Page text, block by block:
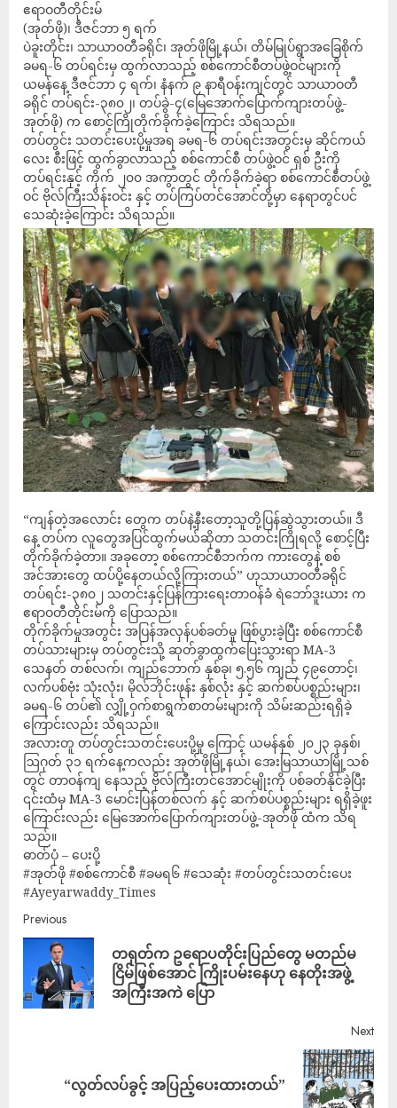
ဧရာဝတီတိုင်းမ်
(အုတ်ဖို)၊ ဒီဇင်ဘာ ၅ ရက်
ပဲခူးတိုင်း၊ သာယာဝတီခရိုင်၊ အုတ်ဖိုမြို့နယ်၊ တိမ်မြုပ်ရွာအခြေစိုက်
ခမရ-၆ တပ်ရင်းမှ ထွက်လာသည့် စစ်ကောင်စီတပ်ဖွဲ့ဝင်များကို
ယမန်နေ့ ဒီဇင်ဘာ ၄ ရက်၊ နံနက် ၉ နာရီဝန်းကျင်တွင် သာယာဝတီ
ခရိုင် တပ်ရင်း-၃၈၀၂၊ တပ်ခွဲ-၄(မြေအောက်ပြောက်ကျားတပ်ဖွဲ့-
အုတ်ဖို) က စောင့်ကြိုတိုက်ခိုက်ခဲ့ကြောင်း သိရသည်။
တပ်တွင်း သတင်းပေးပို့မှုအရ ခမရ-၆ တပ်ရင်းအတွင်းမှ ဆိုင်ကယ်
လေး စီးဖြင့် ထွက်ခွာလာသည့် စစ်ကောင်စီ တပ်ဖွဲ့ဝင် ရှစ် ဦးကို
တပ်ရင်းနှင့် ကိုက် ၂၀၀ အကွာတွင် တိုက်ခိုက်ခဲ့ရာ စစ်ကောင်စီတပ်ဖွဲ့
ဝင် ဗိုလ်ကြီးသိန်းဝင်း နှင့် တပ်ကြပ်တင်အောင်တို့မှာ နေရာတွင်ပင်
သေဆုံးခဲ့ကြောင်း သိရသည်။
“ကျန်တဲ့အလောင်း တွေက တပ်နဲ့နီးတော့သူတို့ပြန်ဆွဲသွားတယ်။ ဒီ
နေ့ တပ်က လူတွေအပြင်ထွက်မယ်ဆိုတာ သတင်းကြိုရလို့ စောင့်ပြီး
တိုက်ခိုက်ခဲ့တာ။ အခုတော့ စစ်ကောင်စီဘက်က ကားတွေနဲ့ စစ်
အင်အားတွေ ထပ်ပို့နေတယ်လို့ကြားတယ်” ဟုသာယာဝတီခရိုင်
တပ်ရင်း-၃၈၀၂ သတင်းနှင့်ပြန်ကြားရေးတာဝန်ခံ ရဲဘော်ဒူးယား က
ဧရာဝတီတိုင်းမ်ကို ပြောသည်။
တိုက်ခိုက်မှုအတွင်း အပြန်အလှန်ပစ်ခတ်မှု ဖြစ်ပွားခဲ့ပြီး စစ်ကောင်စီ
တပ်သားများမှ တပ်တွင်းသို့ ဆုတ်ခွာထွက်ပြေးသွားရာ MA-3
သေနတ် တစ်လက်၊ ကျည်ဘောက် နှစ်ခု၊ ၅.၅၆ ကျည် ၄၉တောင့်၊
လက်ပစ်ဗုံး သုံးလုံး၊ မိုလ်ဘိုင်းဖုန်း နှစ်လုံး နှင့် ဆက်စပ်ပစ္စည်းများ၊
ခမရ-၆ တပ်၏ လျှို့ဝှက်စာရွက်စာတမ်းများကို သိမ်းဆည်းရရှိခဲ့
ကြောင်းလည်း သိရသည်။
အလားတူ တပ်တွင်းသတင်းပေးပို့မှု ကြောင့် ယမန်နှစ် ၂၀၂၃ ခုနှစ်၊
ဩဂုတ် ၃၁ ရက်နေ့ကလည်း အုတ်ဖိုမြို့နယ်၊ အေးမြသာယာမြို့သစ်
တွင် တာဝန်ကျ နေသည့် ဗိုလ်ကြီးတင်အောင်မျိုးကို ပစ်ခတ်နိုင်ခဲ့ပြီး
၎င်းထံမှ MA-3 မောင်းပြန်တစ်လက် နှင့် ဆက်စပ်ပစ္စည်းများ ရရှိခဲ့ဖူး
ကြောင်းလည်း မြေအောက်ပြောက်ကျားတပ်ဖွဲ့-အုတ်ဖို ထံက သိရ
သည်။
ဓာတ်ပုံ – ပေးပို့
#အုတ်ဖို #စစ်ကောင်စီ #ခမရ၆ #သေဆုံး #တပ်တွင်းသတင်းပေး
#Ayeyarwaddy_Times
Previous
တရုတ်က ဥရောပတိုင်းပြည်တွေ မတည်မ
ငြိမ်ဖြစ်အောင် ကြိုးပမ်းနေဟု နေတိုးအဖွဲ့
အကြီးအကဲ ပြော
Next
“လွတ်လပ်ခွင့် အပြည့်ပေးထားတယ်”